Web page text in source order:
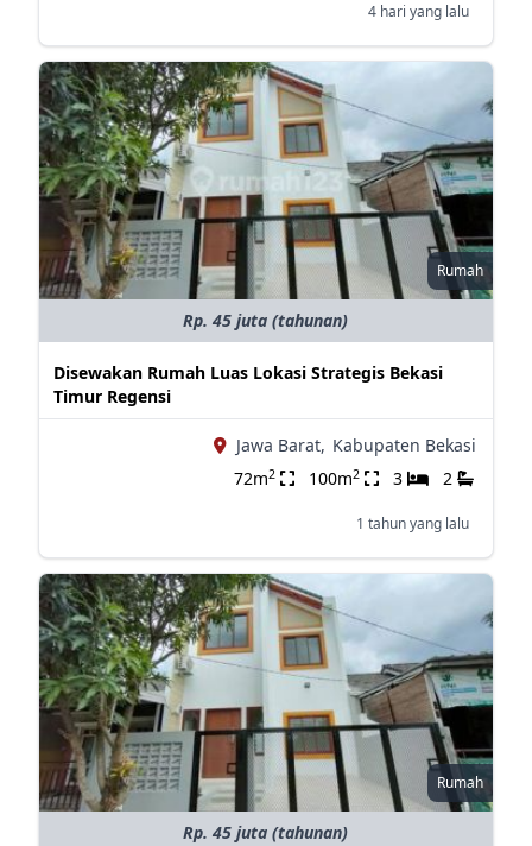
4 hari yang lalu
Rumah
Rp. 45 juta (tahunan)
Disewakan Rumah Luas Lokasi Strategis Bekasi
Timur Regensi
Jawa Barat, Kabupaten Bekasi
72m2 100m2 3 2
1 tahun yang lalu
Rumah
Rp. 45 juta (tahunan)